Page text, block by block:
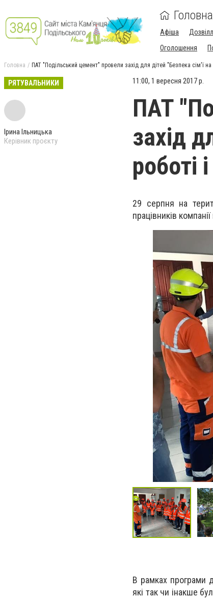
Головна
Афіша
Оголошення
Головна ПАТ "Подільський цемент" провели захід для дітей "Безпека сім'ї на
РЯТУВАЛЬНИКИ
Ірина Ільницька
Керівник проєкту
11:00, 1 вересня 2017 р.
ПАТ
захід
роботі
29 серпня на
працівників
В рамках програми
які так чи інакше